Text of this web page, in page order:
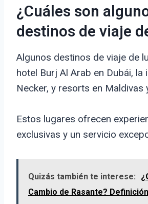
¿Cuáles son
destinos de viaje
Algunos destinos de viaje de
hotel Burj Al Arab en Dubái, la
Necker, y resorts en Maldivas
Estos lugares ofrecen
exclusivas y un servicio
Quizás también te interese:
Cambio de Rasante?